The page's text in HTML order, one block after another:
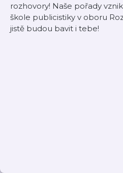
rozhovory! Naše pořady
škole publicistiky v oboru
jistě budou bavit i tebe!